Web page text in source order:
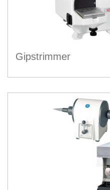
Gipstrimmer